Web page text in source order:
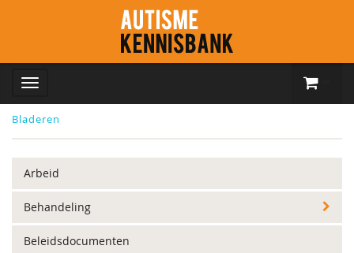
Bladeren
Arbeid
Behandeling
Beleidsdocumenten